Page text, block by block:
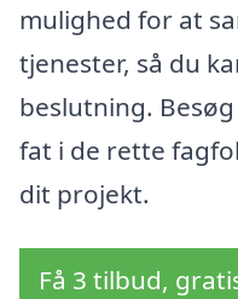
mulighed for at
tjenester, så du
beslutning.
fat i de rette
dit projekt.
Få 3 tilbud,